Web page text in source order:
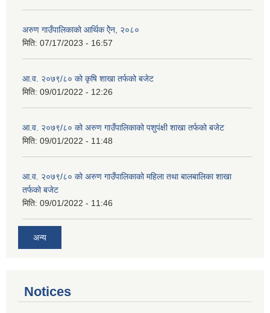
अरुण गाउँपालिकाको आर्थिक ऐेन, २०८०
मिति: 07/17/2023 - 16:57
आ.व. २०७९/८० को कृषि शाखा तर्फको बजेट
मिति: 09/01/2022 - 12:26
आ.व. २०७९/८० को अरुण गाउँपालिकाको पशुपंक्षी शाखा तर्फको बजेट
मिति: 09/01/2022 - 11:48
आ.व. २०७९/८० को अरुण गाउँपालिकाको महिला तथा बालबालिका शाखा
तर्फको बजेट
मिति: 09/01/2022 - 11:46
अन्य
Notices